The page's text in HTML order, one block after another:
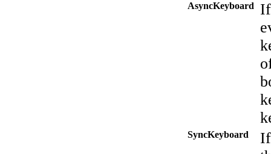
AsyncKeyboard
SyncKeyboard